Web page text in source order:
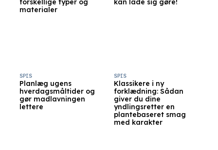
forskellige typer og
materialer
kan lade sig gøre!
Planlæg ugens
hverdagsmåltider og
gør madlavningen
lettere
SPIS
Klassikere i ny
forklædning: Sådan
giver du dine
yndlingsretter en
plantebaseret smag
med karakter
SPIS